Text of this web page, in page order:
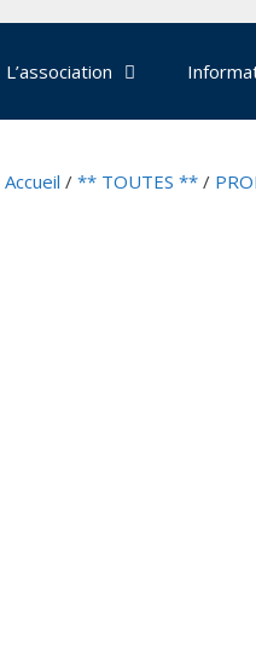
L’association
Accueil / ** TOUTES ** /